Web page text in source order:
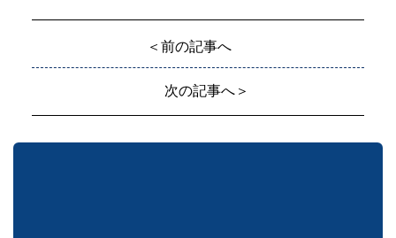
＜前の記事へ
次の記事へ＞